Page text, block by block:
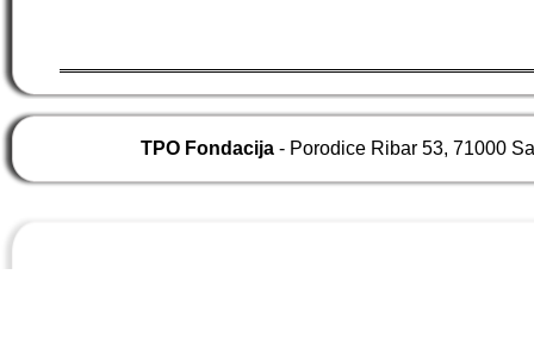
TPO Fondacija - Porodice Ribar 53, 71000